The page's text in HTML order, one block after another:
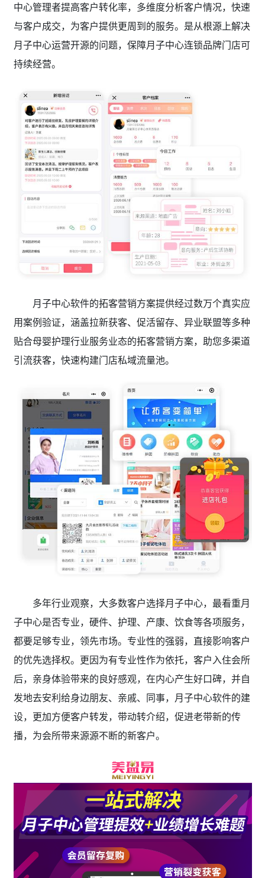
中心管理者提高客户转化率，多维度分析客户情况，快速
与客户成交，为客户提供更周到的服务。是从根源上解决
月子中心运营开源的问题，保障月子中心连锁品牌门店可
持续经营。
月子中心软件的拓客营销方案提供经过数万个真实应
用案例验证，涵盖拉新获客、促活留存、异业联盟等多种
贴合母婴护理行业服务业态的拓客营销方案，助您多渠道
引流获客，快速构建门店私域流量池。
多年行业观察，大多数客户选择月子中心，最看重月
子中心是否专业，硬件、护理、产康、饮食等各项服务，
都要足够专业，领先市场。专业性的强弱，直接影响客户
的优先选择权。更因为有专业性作为依托，客户入住会所
后，亲身体验带来的良好感观，在内心产生好口碑，并自
发地去安利给身边朋友、亲戚、同事，月子中心软件的建
设，更加方便客户转发，带动转介绍，促进老带新的传
播，为会所带来源源不断的新客户。